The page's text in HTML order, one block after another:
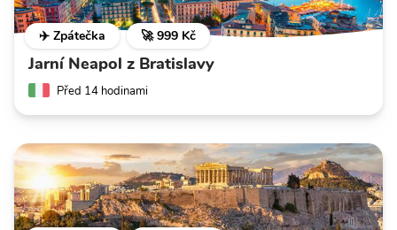
✈️ Zpátečka 🚀 999 Kč
Jarní Neapol z Bratislavy
Před 14 hodinami